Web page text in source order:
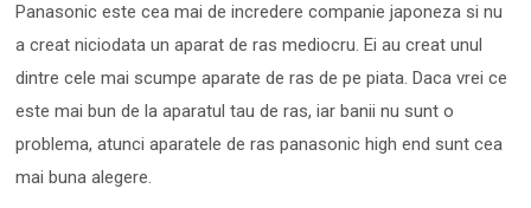
Panasonic este cea mai de incredere companie japoneza si nu
a creat niciodata un aparat de ras mediocru. Ei au creat unul
dintre cele mai scumpe aparate de ras de pe piata. Daca vrei ce
este mai bun de la aparatul tau de ras, iar banii nu sunt o
problema, atunci aparatele de ras panasonic high end sunt cea
mai buna alegere.